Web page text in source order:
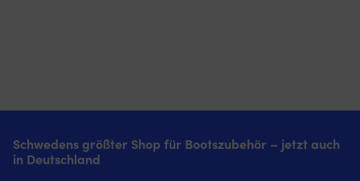
Schwedens größter Shop für Bootszubehör – jetzt auch
in Deutschland